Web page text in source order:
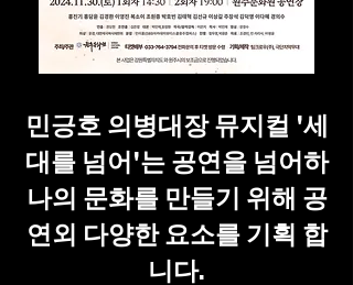
민긍호 의병대장 뮤지컬 '세
대를 넘어'는 공연을 넘어하
나의 문화를 만들기 위해 공
연외 다양한 요소를 기획 합
니다.